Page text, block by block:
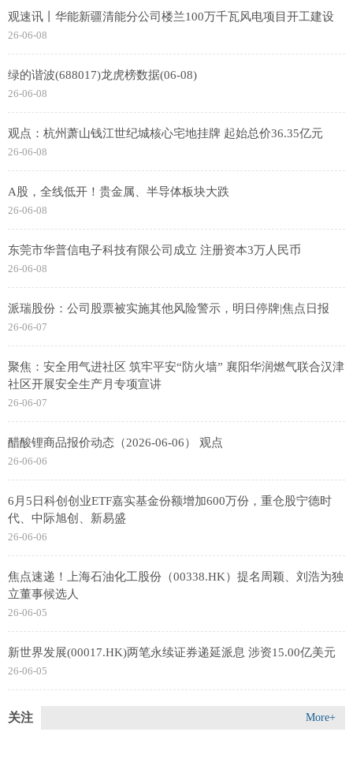
观速讯丨华能新疆清能分公司楼兰100万千瓦风电项目开工建设
26-06-08
绿的谐波(688017)龙虎榜数据(06-08)
26-06-08
观点：杭州萧山钱江世纪城核心宅地挂牌 起始总价36.35亿元
26-06-08
A股，全线低开！贵金属、半导体板块大跌
26-06-08
东莞市华普信电子科技有限公司成立 注册资本3万人民币
26-06-08
派瑞股份：公司股票被实施其他风险警示，明日停牌|焦点日报
26-06-07
聚焦：安全用气进社区 筑牢平安“防火墙” 襄阳华润燃气联合汉津
社区开展安全生产月专项宣讲
26-06-07
醋酸锂商品报价动态（2026-06-06） 观点
26-06-06
6月5日科创创业ETF嘉实基金份额增加600万份，重仓股宁德时
代、中际旭创、新易盛
26-06-06
焦点速递！上海石油化工股份（00338.HK）提名周颖、刘浩为独
立董事候选人
26-06-05
新世界发展(00017.HK)两笔永续证券递延派息 涉资15.00亿美元
26-06-05
关注 More+